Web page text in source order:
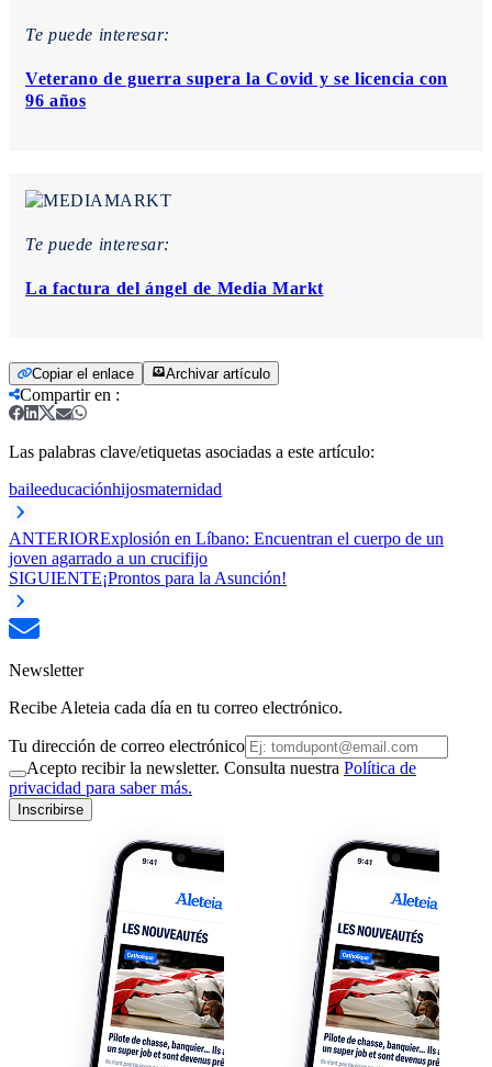
Te puede interesar:
Veterano de guerra supera la Covid y se licencia con
96 años
Te puede interesar:
La factura del ángel de Media Markt
Copiar el enlace Archivar artículo
Compartir en :
Las palabras clave/etiquetas asociadas a este artículo:
baileeducaciónhijosmaternidad
ANTERIORExplosión en Líbano: Encuentran el cuerpo de un
joven agarrado a un crucifijo
SIGUIENTE¡Prontos para la Asunción!
Newsletter
Recibe Aleteia cada día en tu correo electrónico.
Tu dirección de correo electrónico
Acepto recibir la newsletter. Consulta nuestra Política de
privacidad para saber más.
Inscribirse